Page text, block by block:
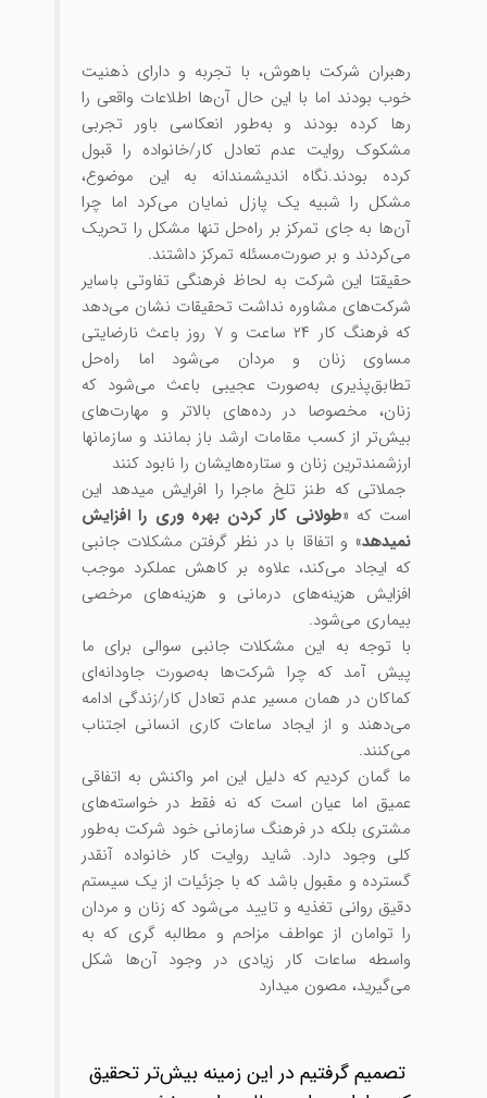
رهبران شرکت باهوش، با تجربه و دارای ذهنیت
خوب بودند اما با این حال آن‌ها اطلاعات واقعی را
رها کرده بودند و به‌طور انعکاسی باور تجربی
مشکوک روایت عدم تعادل کار/خانواده را قبول
کرده بودند.نگاه اندیشمندانه به این موضوع،
مشکل را شبیه یک پازل نمایان می‌کرد اما چرا
آن‌ها به جای تمرکز بر راه‌‏حل تنها مشکل را تحریک
می‏‌کردند و بر صورت‏‌مسئله تمرکز داشتند.
حقیقتا این شرکت به لحاظ فرهنگی تفاوتی باسایر
شرکت‌های مشاوره نداشت تحقیقات نشان می‌دهد
که فرهنگ کار ۲۴ ساعت و ۷ روز باعث نارضایتی
مساوی زنان و مردان می‌‏شود اما راه‌‏حل
تطابق‏‌پذیری به‌صورت عجیبی باعث می‌شود که
زنان، مخصوصا در رده‌‏های بالاتر و مهارت‌‏های
بیش‌تر از کسب مقامات ارشد باز بمانند و سازمانها
ارزشمند‏ترین زنان و ستاره‌هایشان را نابود کنند
جملاتی که طنز تلخ ماجرا را افرایش می‏دهد این
است که «طولانی کار کردن بهره وری را افزایش
نمی‏دهد» و اتفاقا با در نظر گرفتن مشکلات جانبی
که ایجاد می‌‏کند، علاوه بر کاهش عملکرد موجب
افزایش هزینه‌‏های درمانی و هزینه‏‌های مرخصی
بیماری می‏‌شود.
با توجه به این مشکلات جانبی سوالی برای ما
پیش آمد که چرا شرکت‌‏ها به‌‏صورت جاودانه‌‏ای
کماکان در همان مسیر عدم تعادل کار/زندگی ادامه
می‏‌دهند و از ایجاد ساعات کاری انسانی اجتناب
می‏‌کنند.
ما گمان کردیم که دلیل این امر واکنش به اتفاقی
عمیق اما عیان است که نه فقط در خواسته‌های
مشتری بلکه در فرهنگ سازمانی خود شرکت به‌طور
کلی وجود دارد. شاید روایت کار خانواده آنقدر
گسترده و مقبول باشد که با جزئیات از یک سیستم
دقیق روانی تغذیه و تایید می‌‏شود که زنان و مردان
را توامان از عواطف مزاحم و مطالبه گری که به
واسطه ساعات کار زیادی در وجود آن‌ها شکل
می‌‏گیرید، مصون می‏دارد
تصمیم گرفتیم در این زمینه بیش‌تر تحقیق